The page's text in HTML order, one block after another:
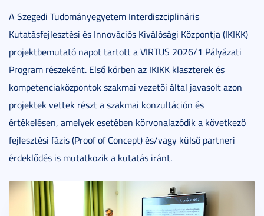
A Szegedi Tudományegyetem Interdiszciplináris
Kutatásfejlesztési és Innovációs Kiválósági Központja (IKIKK)
projektbemutató napot tartott a VIRTUS 2026/1 Pályázati
Program részeként. Első körben az IKIKK klaszterek és
kompetenciaközpontok szakmai vezetői által javasolt azon
projektek vettek részt a szakmai konzultáción és
értékelésen, amelyek esetében körvonalazódik a következő
fejlesztési fázis (Proof of Concept) és/vagy külső partneri
érdeklődés is mutatkozik a kutatás iránt.